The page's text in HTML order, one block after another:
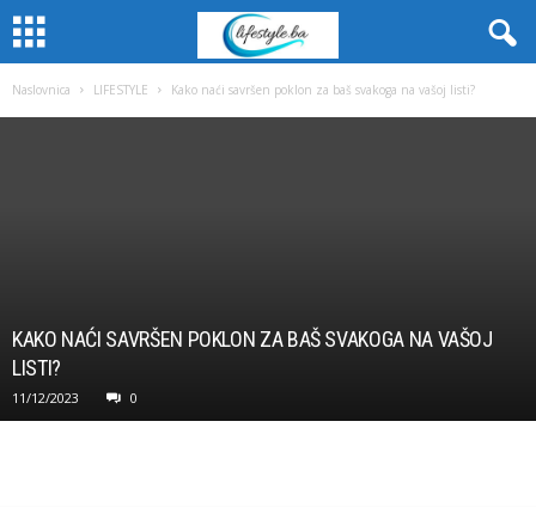
Naslovnica LIFESTYLE Kako naći savršen poklon za baš svakoga na vašoj listi?
KAKO NAĆI SAVRŠEN POKLON ZA BAŠ SVAKOGA NA VAŠOJ
LISTI?
11/12/2023 0